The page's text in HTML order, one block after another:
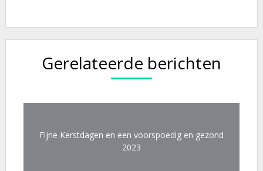
Gerelateerde berichten
Fijne Kerstdagen en een voorspoedig en gezond
2023